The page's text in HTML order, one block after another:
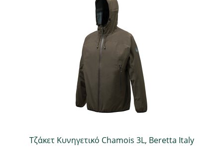
Τζάκετ Κυνηγετικό Chamois 3L, Beretta Italy